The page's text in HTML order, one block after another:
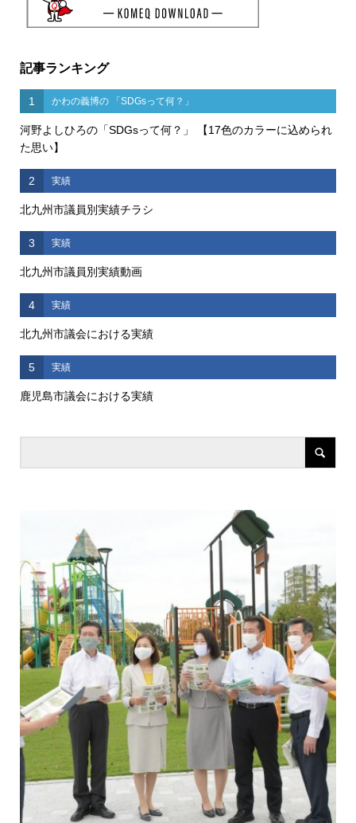
記事ランキング
1 かわの義博の 「SDGsって何？」
河野よしひろの「SDGsって何？」 【17色のカラーに込められ
た思い】
2 実績
北九州市議員別実績チラシ
3 実績
北九州市議員別実績動画
4 実績
北九州市議会における実績
5 実績
鹿児島市議会における実績